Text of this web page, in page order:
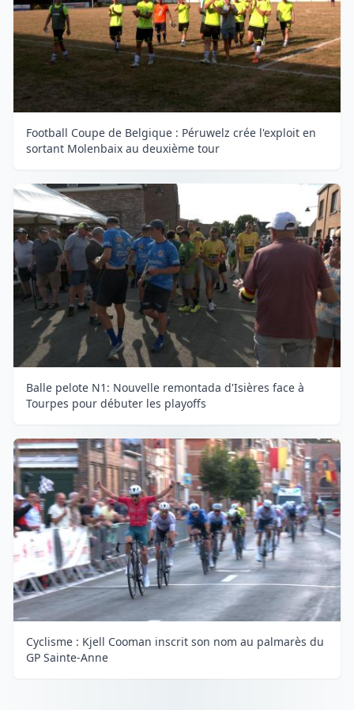
Football Coupe de Belgique : Péruwelz crée l'exploit en
sortant Molenbaix au deuxième tour
Balle pelote N1: Nouvelle remontada d'Isières face à
Tourpes pour débuter les playoffs
Cyclisme : Kjell Cooman inscrit son nom au palmarès du
GP Sainte-Anne